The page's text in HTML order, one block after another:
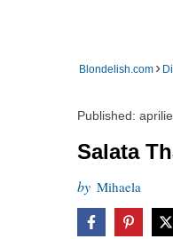
Blondelish.com ›
Published:
Salata
by Mihaela